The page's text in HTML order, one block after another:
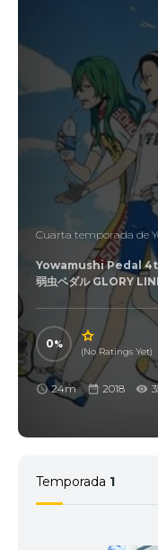
Cuarta temporada de
Yowamushi Pedal
弱虫ペダル GLORY
0
(No Ratings Yet)
24m 2018
Temporada 1